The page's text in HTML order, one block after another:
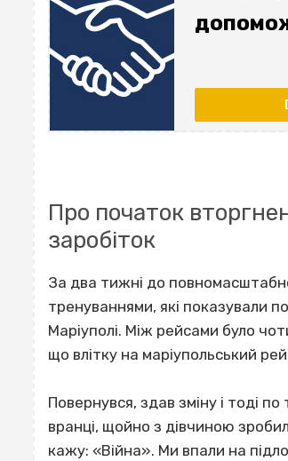
Про початок
заробіток
За два тижні до
тренуваннями, які показували
Маріуполі. Між рейсами було
що влітку на маріупольський
Повернувся, здав зміну і тоді
вранці, щойно з дівчиною
кажу: «Війна». Ми впали на